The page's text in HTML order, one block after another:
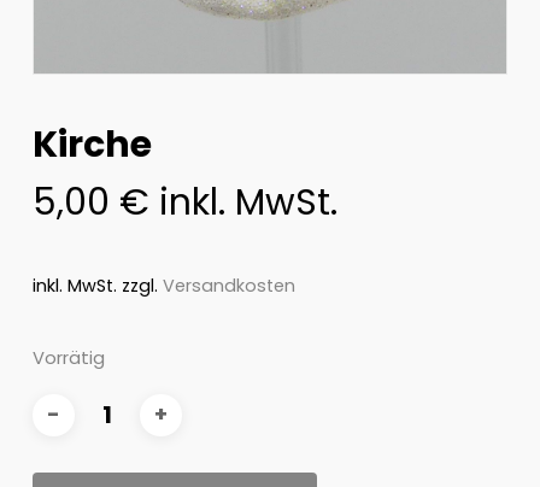
Kirche
5,00 € inkl. MwSt.
inkl. MwSt. zzgl. Versandkosten
Vorrätig